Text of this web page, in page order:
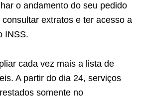
o andamento do seu pedido
extratos e ter acesso a
INSS.
cada vez mais a lista de
A partir do dia 24, serviços
somente no